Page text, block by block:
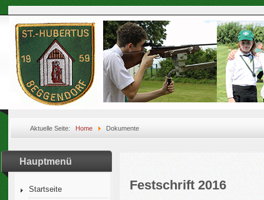
Aktuelle Seite: Home Dokumente
Hauptmenü
Startseite Festschrift 2016